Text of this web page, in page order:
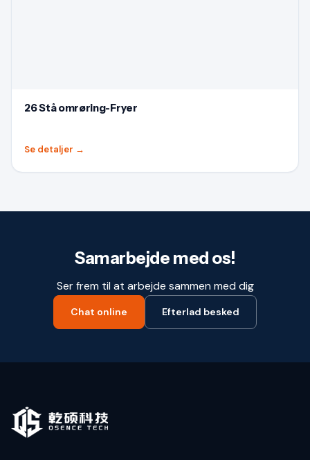
26 Stå omrøring-Fryer
Se detaljer →
Samarbejde med os!
Ser frem til at arbejde sammen med dig
Chat online Efterlad besked